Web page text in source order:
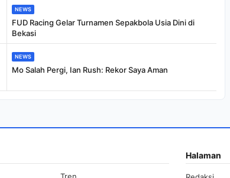
NEWS
FUD Racing Gelar Turnamen Sepakbola Usia Dini di
Bekasi
NEWS
Mo Salah Pergi, Ian Rush: Rekor Saya Aman
Halaman